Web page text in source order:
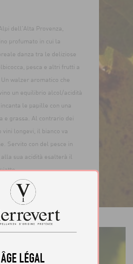
dell’Alta Provenza,
profumato in cui la
danza tra le deliziose
pesca e altri frutti a
walzer aromatico che
un equilibrio alcol/acidità
le papille con una
e grassa. Al contrario dei
vini longevi, il bianco va
Servito con del pesce in
sua acidità esalterà il
ÂGE LÉGAL